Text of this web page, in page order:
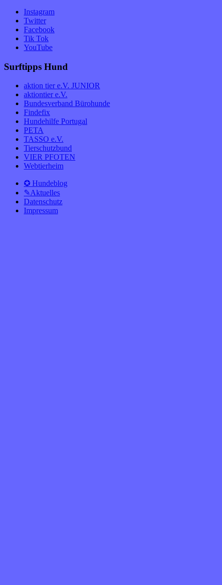
Instagram
Twitter
Facebook
Tik Tok
YouTube
Surftipps Hund
aktion tier e.V. JUNIOR
aktiontier e.V.
Bundesverband Bürohunde
Findefix
Hundehilfe Portugal
PETA
TASSO e.V.
Tierschutzbund
VIER PFOTEN
Webtierheim
✪ Hundeblog
✎Aktuelles
Datenschutz
Impressum